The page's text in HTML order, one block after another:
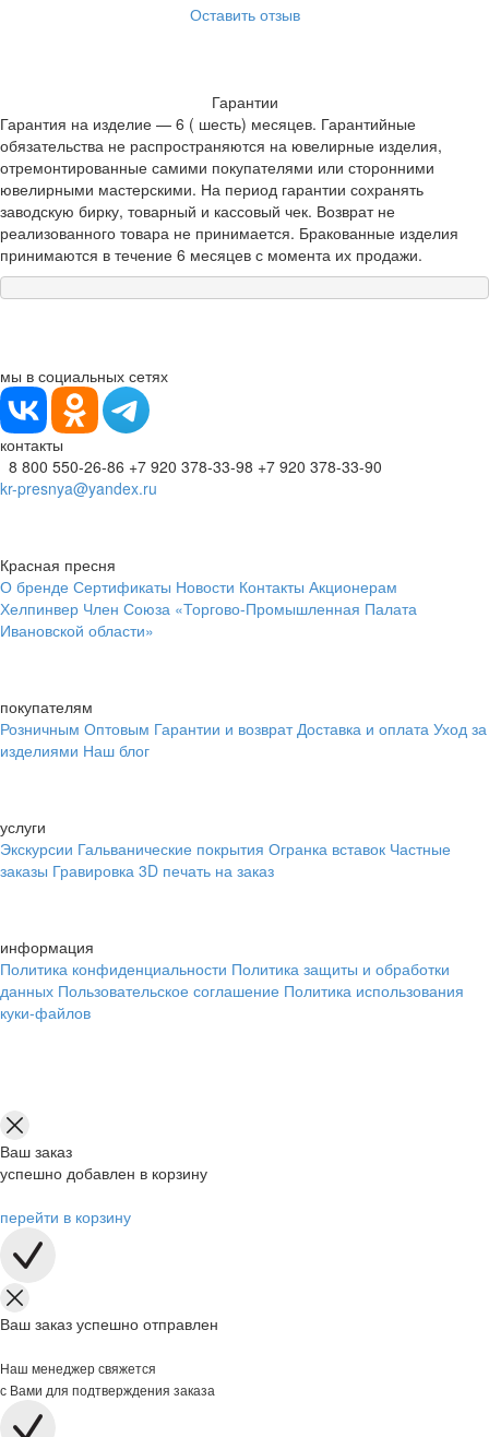
Оставить отзыв
Гарантии
Гарантия на изделие — 6 ( шесть) месяцев. Гарантийные
обязательства не распространяются на ювелирные изделия,
отремонтированные самими покупателями или сторонними
ювелирными мастерскими. На период гарантии сохранять
заводскую бирку, товарный и кассовый чек. Возврат не
реализованного товара не принимается. Бракованные изделия
принимаются в течение 6 месяцев с момента их продажи.
мы в социальных сетях
контакты
8 800 550-26-86 +7 920 378-33-98 +7 920 378-33-90
kr-presnya@yandex.ru
Красная пресня
О бренде Сертификаты Новости Контакты Акционерам
Хелпинвер Член Союза «Торгово-Промышленная Палата
Ивановской области»
покупателям
Розничным Оптовым Гарантии и возврат Доставка и оплата Уход за
изделиями Наш блог
услуги
Экскурсии Гальванические покрытия Огранка вставок Частные
заказы Гравировка 3D печать на заказ
информация
Политика конфиденциальности Политика защиты и обработки
данных Пользовательское соглашение Политика использования
куки-файлов
Ваш заказ
успешно добавлен в корзину
перейти в корзину
Ваш заказ успешно отправлен
Наш менеджер свяжется
с Вами для подтверждения заказа